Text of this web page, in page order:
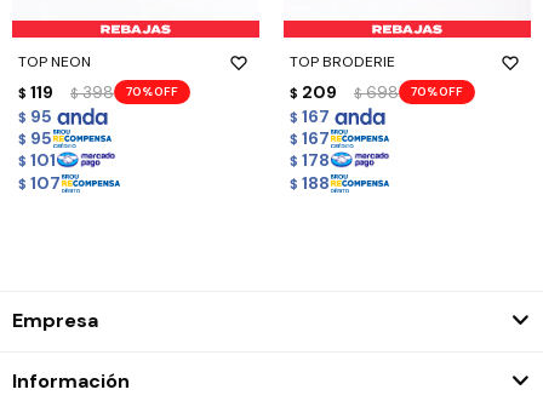
TOP NEON
$ 119 $ 398 70
$ 95
$ 95
$ 101
$ 107
TOP BRODERIE
$ 209 $ 698 70
$ 167
$ 167
$ 178
$ 188
Empresa
Información